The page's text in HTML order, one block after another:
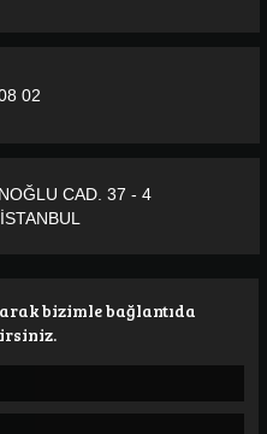
02
CAD. 37 - 4
bizimle bağlantıda